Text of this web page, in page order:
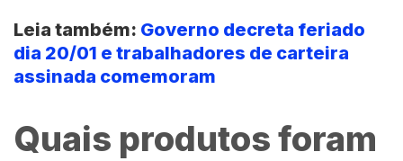
Leia também: Governo decreta feriado
dia 20/01 e trabalhadores de carteira
assinada comemoram
Quais produtos foram